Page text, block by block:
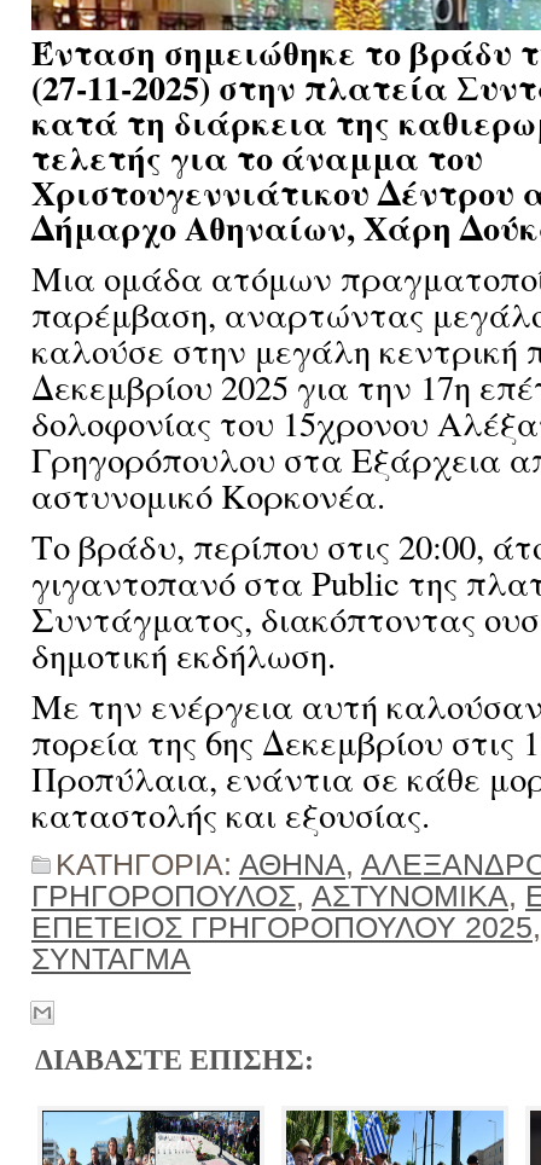
Ένταση σημειώθηκε το βράδυ
(27-11-2025) στην πλατεία
κατά τη διάρκεια της
τελετής για το άναμμα του
Χριστουγεννιάτικου Δέντρου
Δήμαρχο Αθηναίων, Χάρη
Μια ομάδα ατόμων
παρέμβαση, αναρτώντας
καλούσε στην μεγάλη κεντρική
Δεκεμβρίου 2025 για την 17η
δολοφονίας του 15χρονου
Γρηγορόπουλου στα Εξάρχεια
αστυνομικό Κορκονέα.
Το βράδυ, περίπου στις 20:00,
γιγαντοπανό στα Public της
Συντάγματος, διακόπτοντας
δημοτική εκδήλωση.
Με την ενέργεια αυτή
πορεία της 6ης Δεκεμβρίου στις
Προπύλαια, ενάντια σε κάθε
καταστολής και εξουσίας.
ΚΑΤΗΓΟΡΙΑ: ΑΘΗΝΑ,
ΓΡΗΓΟΡΟΠΟΥΛΟΣ, ΑΣΤΥΝΟΜΙΚΑ,
ΕΠΕΤΕΙΟΣ ΓΡΗΓΟΡΟΠΟΥΛΟΥ 2025
ΣΥΝΤΑΓΜΑ
ΔΙΑΒΑΣΤΕ ΕΠΙΣΗΣ: